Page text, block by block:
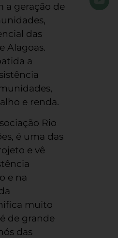
a geração de
das
Alagoas.
a
e renda.
Rio
é uma das
e vê
e na
muito
de grande
das